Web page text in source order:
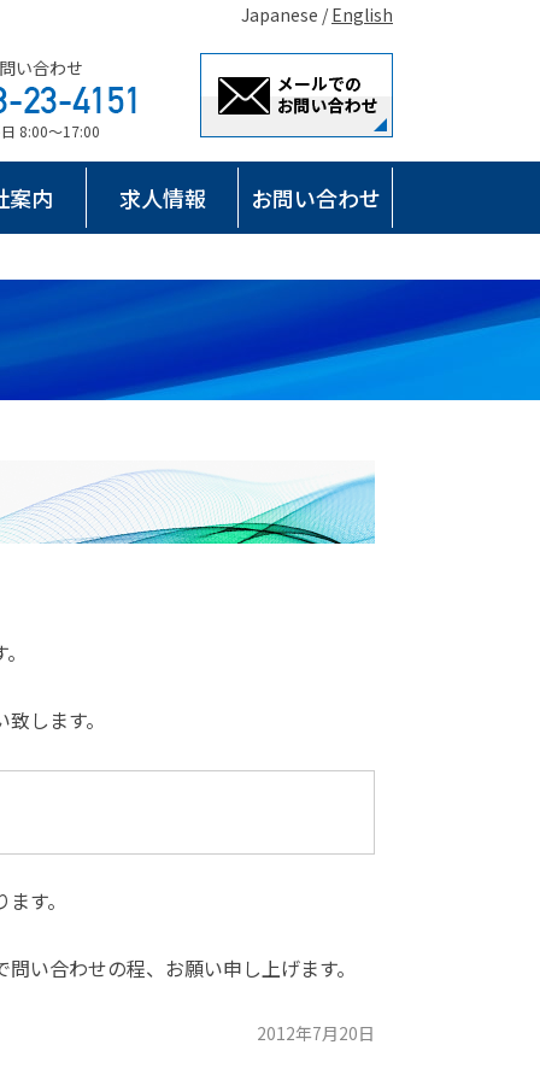
Japanese /English
い合わせ
8:00～17:00
案内 求人情報 お問い合わせ
します。
す。
い合わせの程、お願い申し上げます。
2012年7月20日